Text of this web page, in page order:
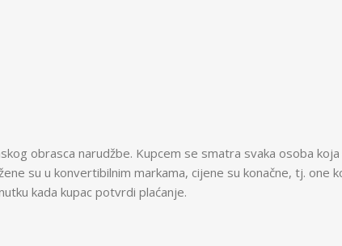
obrasca narudžbe. Kupcem se smatra svaka osoba
su u konvertibilnim markama, cijene su konačne, tj. one
kada kupac potvrdi plaćanje.